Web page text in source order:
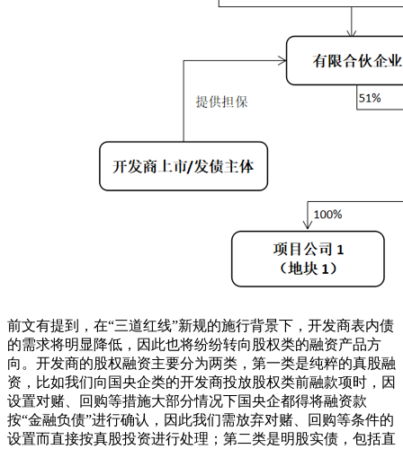
前文有提到，在“三道红线”新规的施行背景下，开发商表内债
的需求将明显降低，因此也将纷纷转向股权类的融资产品方
向。开发商的股权融资主要分为两类，第一类是纯粹的真股融
资，比如我们向国央企类的开发商投放股权类前融款项时，因
设置对赌、回购等措施大部分情况下国央企都得将融资款
按“金融负债”进行确认，因此我们需放弃对赌、回购等条件的
设置而直接按真股投资进行处理；第二类是明股实债，包括直